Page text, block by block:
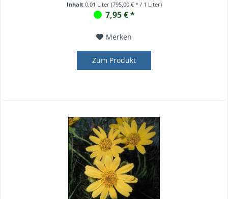
Inhalt 0.01 Liter (795,00 € * / 1 Liter)
7,95 € *
Merken
Zum Produkt